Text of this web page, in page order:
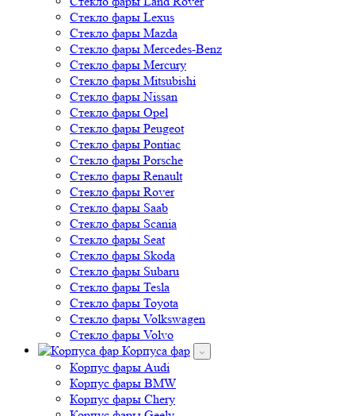
Стекло фары Lexus
Стекло фары Mazda
Стекло фары Mercedes-Benz
Стекло фары Mercury
Стекло фары Mitsubishi
Стекло фары Nissan
Стекло фары Opel
Стекло фары Peugeot
Стекло фары Pontiac
Стекло фары Porsche
Стекло фары Renault
Стекло фары Rover
Стекло фары Saab
Стекло фары Scania
Стекло фары Seat
Стекло фары Skoda
Стекло фары Subaru
Стекло фары Tesla
Стекло фары Toyota
Стекло фары Volkswagen
Стекло фары Volvo
Корпуса фар
Корпус фары Audi
Корпус фары BMW
Корпус фары Chery